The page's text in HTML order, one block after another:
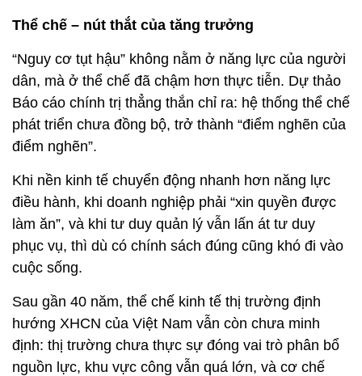
Thể chế – nút thắt của tăng trưởng
“Nguy cơ tụt hậu” không nằm ở năng lực của người
dân, mà ở thể chế đã chậm hơn thực tiễn. Dự thảo
Báo cáo chính trị thẳng thắn chỉ ra: hệ thống thể chế
phát triển chưa đồng bộ, trở thành “điểm nghẽn của
điểm nghẽn”.
Khi nền kinh tế chuyển động nhanh hơn năng lực
điều hành, khi doanh nghiệp phải “xin quyền được
làm ăn”, và khi tư duy quản lý vẫn lấn át tư duy
phục vụ, thì dù có chính sách đúng cũng khó đi vào
cuộc sống.
Sau gần 40 năm, thể chế kinh tế thị trường định
hướng XHCN của Việt Nam vẫn còn chưa minh
định: thị trường chưa thực sự đóng vai trò phân bổ
nguồn lực, khu vực công vẫn quá lớn, và cơ chế